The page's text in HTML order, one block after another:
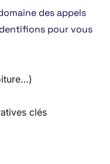
des appels
pour vous
clés